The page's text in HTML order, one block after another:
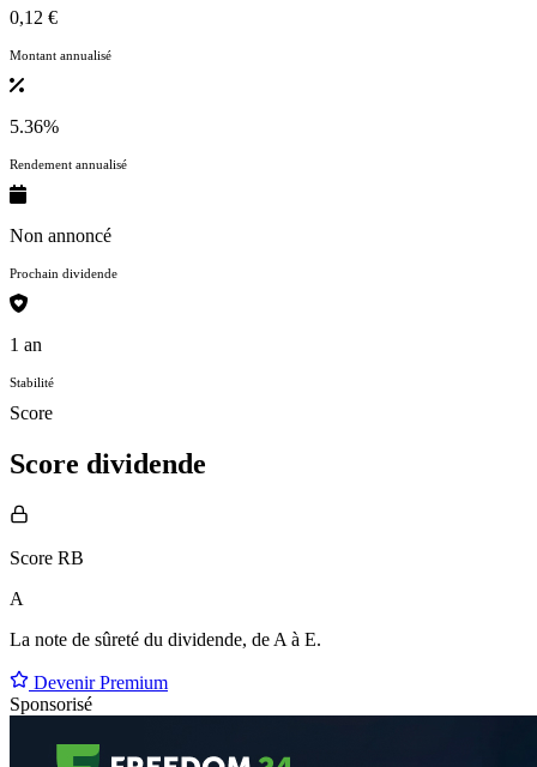
0,12 €
Montant annualisé
5.36%
Rendement annualisé
Non annoncé
Prochain dividende
1 an
Stabilité
Score
Score dividende
Score RB
A
La note de sûreté du dividende, de A à E.
Devenir Premium
Sponsorisé